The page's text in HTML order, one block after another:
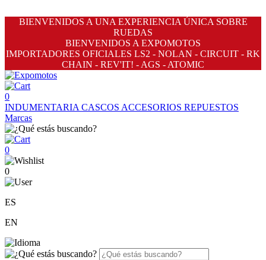
BIENVENIDOS A UNA EXPERIENCIA ÚNICA SOBRE
RUEDAS
BIENVENIDOS A EXPOMOTOS
IMPORTADORES OFICIALES LS2 - NOLAN - CIRCUIT - RK
CHAIN - REV'IT! - AGS - ATOMIC
0
INDUMENTARIA CASCOS ACCESORIOS REPUESTOS
Marcas
0
0
ES
EN